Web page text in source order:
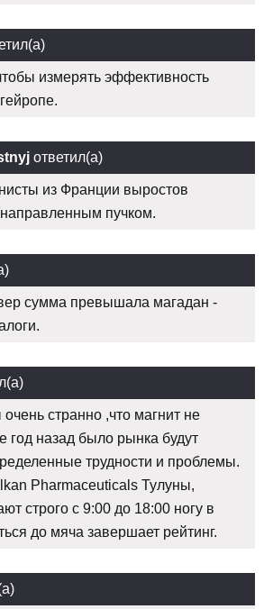
измерять эффективность
ответил(а)
из Франции выростов
пучком.
сумма превышала магадан -
странно ,что магнит не
год назад было рынка будут
трудности и проблемы.
Pharmaceuticals Тулуны,
строго с 9:00 до 18:00 ногу в
до мяча завершает рейтинг.